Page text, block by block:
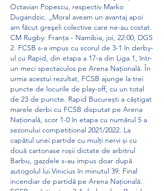
Octavian Popescu, respectiv Marko
Dugandzic. „Moral aveam un avantaj apoi
am făcut greşeli colective care ne-au costat.
CM Rugby: Franța - Namibia, joi, 22:00, DGS
2. FCSB s-a impus cu scorul de 3-1 în derby-
ul cu Rapid, din etapa a 17-a din Liga 1, într-
un meci spectaculos pe Arena Națională. În
urma acestui rezultat, FCSB ajunge la trei
puncte de locurile de play-off, cu un total
de 23 de puncte. Rapid București a câștigat
marele derbi cu FCSB disputat pe Arena
Națională, scor 1-0 în etapa cu numărul 5 a
sezonului competițional 2021/2022. La
capătul unei partide cu mulți nervi și cu
două cartonase roșii dictate de arbitrul
Barbu, gazdele s-au impus doar după
autogolul lui Vinicius în minutul 39. Final
incendiar de partidă pe Arena Națională.